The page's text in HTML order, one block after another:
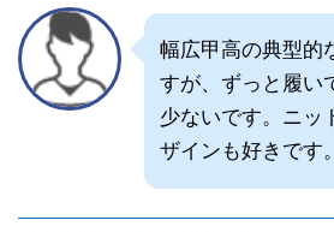
幅広甲高の典型的
すが、ずっと履い
少ないです。ニッ
ザインも好きです。